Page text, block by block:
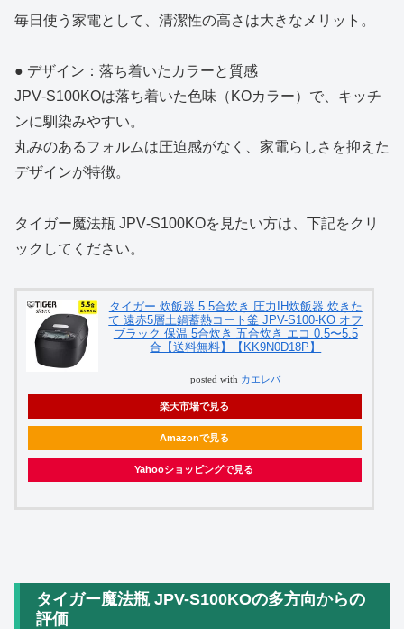
毎日使う家電として、清潔性の高さは大きなメリット。
● デザイン：落ち着いたカラーと質感
JPV‑S100KOは落ち着いた色味（KOカラー）で、キッチ
ンに馴染みやすい。
丸みのあるフォルムは圧迫感がなく、家電らしさを抑えた
デザインが特徴。
タイガー魔法瓶 JPV‑S100KOを見たい方は、下記をクリ
ックしてください。
タイガー 炊飯器 5.5合炊き 圧力IH炊飯器 炊きた
て 遠赤5層土鍋蓄熱コート釜 JPV-S100-KO オフ
ブラック 保温 5合炊き 五合炊き エコ 0.5〜5.5
合【送料無料】【KK9N0D18P】
posted with カエレバ
楽天市場で見る
Amazonで見る
Yahooショッピングで見る
タイガー魔法瓶 JPV-S100KOの多方向からの
評価